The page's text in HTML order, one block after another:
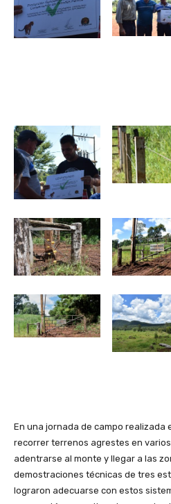
En una jornada de campo realizada
recorrer terrenos agrestes en
adentrarse al monte y llegar a las
demostraciones técnicas de tres
lograron adecuarse con estos